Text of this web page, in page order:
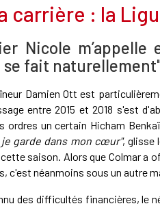
carrière : la
Nicole
se fait
Damien Ott est
entre 2015 et 2018 s'est
ordres un certain Hicham
je garde dans mon cœur", glisse
saison. Alors que Colmar a
c'est néanmoins sous un autre
des difficultés financières, le